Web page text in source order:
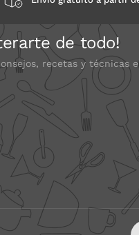
de todo!
recetas y técnicas